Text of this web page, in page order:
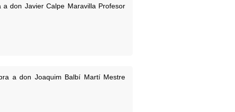
don Javier Calpe Maravilla Profesor
a don Joaquim Balbí Martí Mestre